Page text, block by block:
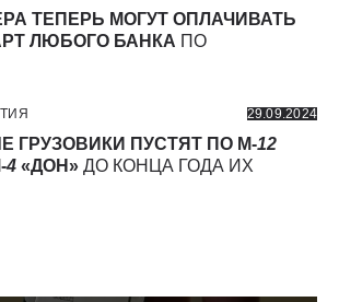
ТЕПЕРЬ МОГУТ ОПЛАЧИВАТЬ
ЛЮБОГО БАНКА ПО
29.09.2024
ГРУЗОВИКИ ПУСТЯТ ПО М-12
4 «ДОН» ДО КОНЦА ГОДА ИХ